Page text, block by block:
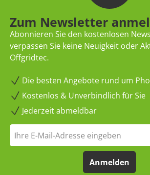
Zum Newsletter
Abonnieren Sie den kostenlosen
verpassen Sie keine Neuigkeit oder
Offgridtec.
Die besten Angebote rund um
Kostenlos & Unverbindlich für Sie
Jederzeit abmeldbar
Anmelden